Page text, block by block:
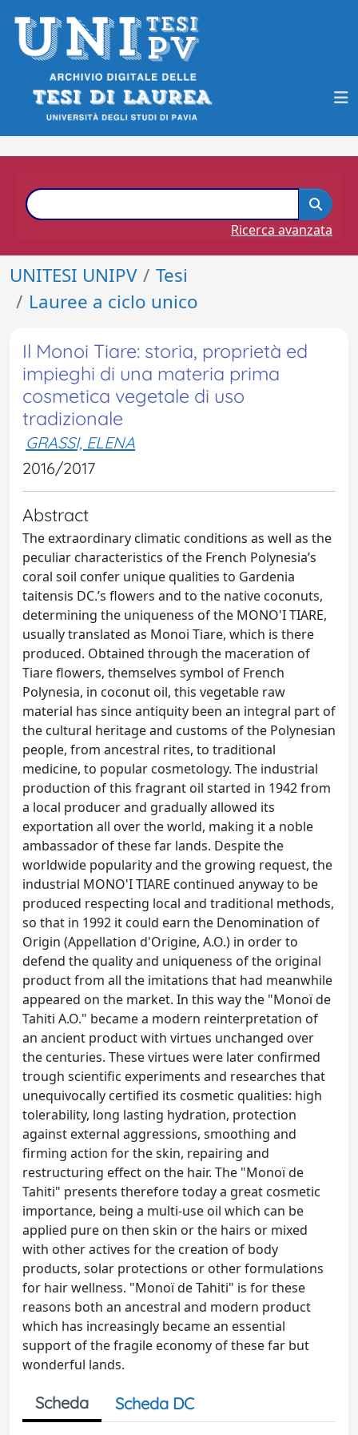
Ricerca avanzata
UNITESI UNIPV
Tesi
Lauree a ciclo unico
Il Monoi Tiare: storia, proprietà ed
impieghi di una materia prima
cosmetica vegetale di uso
tradizionale
GRASSI, ELENA
2016/2017
Abstract
The extraordinary climatic conditions as well as the
peculiar characteristics of the French Polynesia’s
coral soil confer unique qualities to Gardenia
taitensis DC.’s flowers and to the native coconuts,
determining the uniqueness of the MONO'I TIARE,
usually translated as Monoi Tiare, which is there
produced. Obtained through the maceration of
Tiare flowers, themselves symbol of French
Polynesia, in coconut oil, this vegetable raw
material has since antiquity been an integral part of
the cultural heritage and customs of the Polynesian
people, from ancestral rites, to traditional
medicine, to popular cosmetology. The industrial
production of this fragrant oil started in 1942 from
a local producer and gradually allowed its
exportation all over the world, making it a noble
ambassador of these far lands. Despite the
worldwide popularity and the growing request, the
industrial MONO'I TIARE continued anyway to be
produced respecting local and traditional methods,
so that in 1992 it could earn the Denomination of
Origin (Appellation d'Origine, A.O.) in order to
defend the quality and uniqueness of the original
product from all the imitations that had meanwhile
appeared on the market. In this way the "Monoï de
Tahiti A.O." became a modern reinterpretation of
an ancient product with virtues unchanged over
the centuries. These virtues were later confirmed
trough scientific experiments and researches that
unequivocally certified its cosmetic qualities: high
tolerability, long lasting hydration, protection
against external aggressions, smoothing and
firming action for the skin, repairing and
restructuring effect on the hair. The "Monoï de
Tahiti" presents therefore today a great cosmetic
importance, being a multi-use oil which can be
applied pure on then skin or the hairs or mixed
with other actives for the creation of body
products, solar protections or other formulations
for hair wellness. "Monoï de Tahiti" is for these
reasons both an ancestral and modern product
which has increasingly became an essential
support of the fragile economy of these far but
wonderful lands.
Scheda Scheda DC